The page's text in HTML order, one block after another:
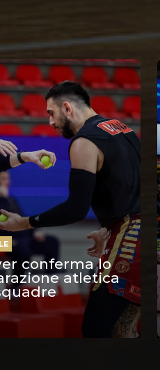
conferma lo
atletica